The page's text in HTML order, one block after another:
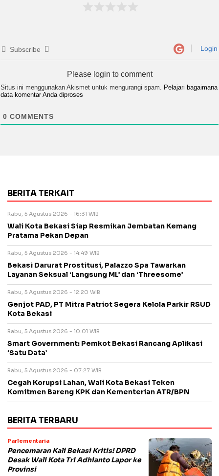
Subscribe Login
Please login to comment
Situs ini menggunakan Akismet untuk mengurangi spam. Pelajari bagaimana
data komentar Anda diproses
0 COMMENTS
BERITA TERKAIT
Rabu, 5 Agustus 2026 - 16:31 WIB
Wali Kota Bekasi Siap Resmikan Jembatan Kemang
Pratama Pekan Depan
Rabu, 5 Agustus 2026 - 14:49 WIB
Bekasi Darurat Prostitusi, Palazzo Spa Tawarkan
Layanan Seksual ‘Langsung ML’ dan ‘Threesome’
Rabu, 5 Agustus 2026 - 12:20 WIB
Genjot PAD, PT Mitra Patriot Segera Kelola Parkir RSUD
Kota Bekasi
Rabu, 5 Agustus 2026 - 10:01 WIB
Smart Government: Pemkot Bekasi Rancang Aplikasi
‘Satu Data’
Rabu, 5 Agustus 2026 - 07:27 WIB
Cegah Korupsi Lahan, Wali Kota Bekasi Teken
Komitmen Bareng KPK dan Kementerian ATR/BPN
BERITA TERBARU
Parlementaria
Pencemaran Kali Bekasi Kritis! DPRD
Desak Wali Kota Tri Adhianto Lapor ke
Provinsi